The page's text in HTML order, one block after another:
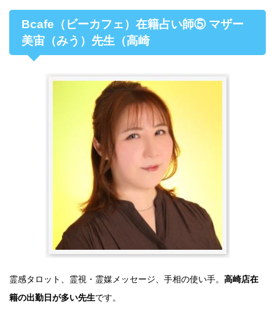
Bcafe（ビーカフェ）在籍占い師⑤ マザー
美宙（みう）先生（高崎
霊感タロット、霊視・霊媒メッセージ、手相の使い手。 高崎店在
籍の出勤日が多い先生です。